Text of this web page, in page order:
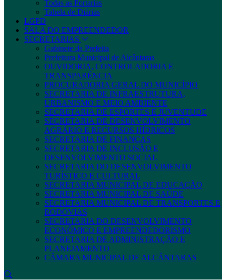
Todas as Portarias
Tabela de Diárias
LGPD
SALA DO EMPREENDEDOR
SECRETARIAS
Gabinete da Prefeita
Prefeitura Municipal de Alcântaras
OUVIDORIA, CONTROLADORIA E
TRANSPARÊNCIA
PROCURADORIA GERAL DO MUNICÍPIO
SECRETARIA DE INFRAESTRUTURA,
URBANISMO E MEIO AMBIENTE
SECRETARIA DE ESPORTES E JUVENTUDE
SECRETARIA DE DESENVOLVIMENTO
AGRÁRIO E RECURSOS HÍDRICOS
SECRETARIA DE FINANÇAS
SECRETARIA DE INCLUSÃO E
DESENVOLVIMENTO SOCIAL
SECRETARIA DO DESENVOLVIMENTO
TURÍSTICO E CULTURAL
SECRETARIA MUNICIPAL DE EDUCAÇÃO
SECRETARIA MUNICIPAL DE SAÚDE
SECRETARIA MUNICIPAL DE TRANSPORTES E
RODOVIAS
SECRETARIA DO DESENVOLVIMENTO
ECONÔMICO E EMPREENDEDORISMO
SECRETARIA DE ADMINISTRAÇÃO E
PLANEJAMENTO
CÂMARA MUNICIPAL DE ALCÂNTARAS